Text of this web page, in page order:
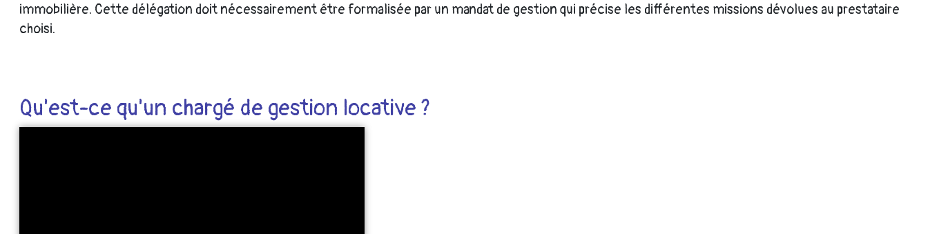
immobilière. Cette délégation doit nécessairement être formalisée par un mandat de gestion qui précise les différentes missions dévolues au prestataire
choisi.
Qu'est-ce qu'un chargé de gestion locative ?